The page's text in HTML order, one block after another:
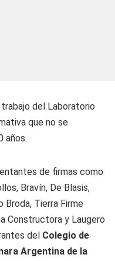
del Laboratorio
que no se
años.
de firmas como
Bravín, De Blasis,
Broda, Tierra Firme
Constructora y Laugero
del Colegio de
Argentina de la